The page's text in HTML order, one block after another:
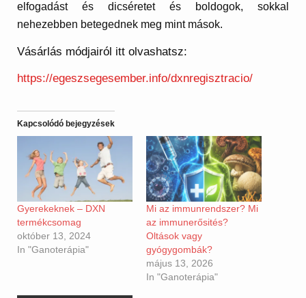
elfogadást és dicséretet és boldogok, sokkal
nehezebben betegednek meg mint mások.
Vásárlás módjairól itt olvashatsz:
https://egeszsegesember.info/dxnregisztracio/
Kapcsolódó bejegyzések
Gyerekeknek – DXN
termékcsomag
október 13, 2024
In "Ganoterápia"
Mi az immunrendszer? Mi
az immunerősités?
Oltások vagy
gyógygombák?
május 13, 2026
In "Ganoterápia"